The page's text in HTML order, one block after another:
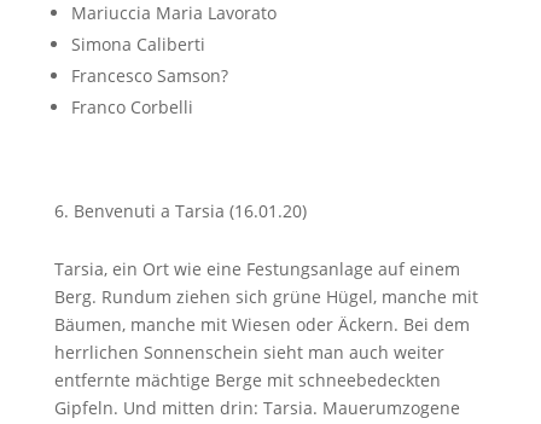
Mariuccia Maria Lavorato
Simona Caliberti
Francesco Samson?
Franco Corbelli
Benvenuti a Tarsia (16.01.20)
Tarsia, ein Ort wie eine Festungsanlage auf einem
Berg. Rundum ziehen sich grüne Hügel, manche mit
Bäumen, manche mit Wiesen oder Äckern. Bei dem
herrlichen Sonnenschein sieht man auch weiter
entfernte mächtige Berge mit schneebedeckten
Gipfeln. Und mitten drin: Tarsia. Mauerumzogene